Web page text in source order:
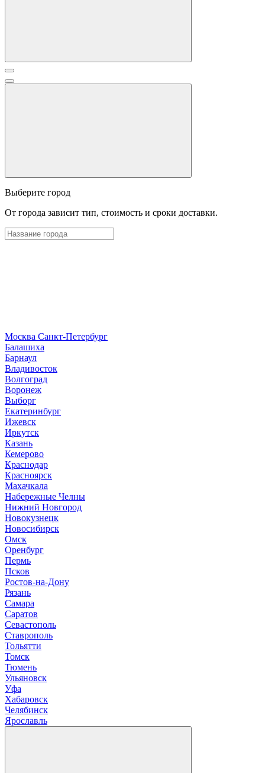
Выберите город
От города зависит тип, стоимость и сроки доставки.
Москва Санкт-Петербург
Балашиха
Барнаул
Владивосток
Волгоград
Воронеж
Выборг
Екатеринбург
Ижевск
Иркутск
Казань
Кемерово
Краснодар
Красноярск
Махачкала
Набережные Челны
Нижний Новгород
Новокузнецк
Новосибирск
Омск
Оренбург
Пермь
Псков
Ростов-на-Дону
Рязань
Самара
Саратов
Севастополь
Ставрополь
Тольятти
Томск
Тюмень
Ульяновск
Уфа
Хабаровск
Челябинск
Ярославль